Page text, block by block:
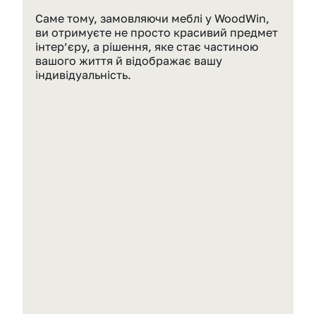
Саме тому, замовляючи меблі у WoodWin,
ви отримуєте не просто красивий предмет
інтер’єру, а рішення, яке стає частиною
вашого життя й відображає вашу
індивідуальність.